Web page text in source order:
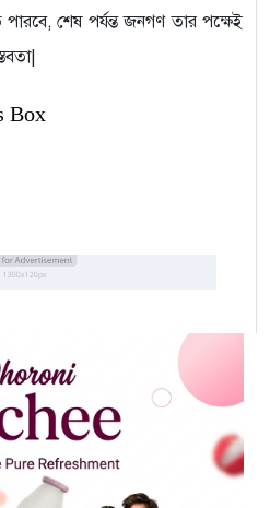
শেষ পর্যন্ত জনগণ তার পক্ষেই
Box